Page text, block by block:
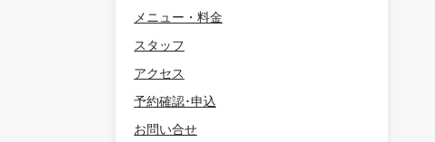
メニュー・料金
スタッフ
アクセス
予約確認･申込
お問い合せ